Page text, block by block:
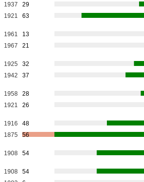
1937
29
1921 63
1961
13
1967 21
1925
32
1942 37
1958
28
1921 26
1916
48
1875 56
1908 54
1908
54